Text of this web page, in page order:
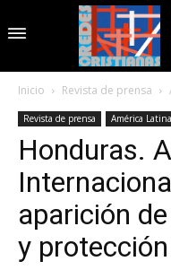
Inicio Revista de prensa
Revista de prensa América Latina
Honduras.
aparición
y